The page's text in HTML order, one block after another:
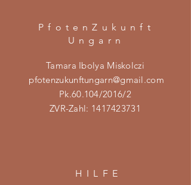
PfotenZukunft
Ungarn
Tamara Ibolya Miskolczi
pfotenzukunftungarn@gmail.com
Pk.60.104/2016/2
ZVR-Zahl: 1417423731
HILF E